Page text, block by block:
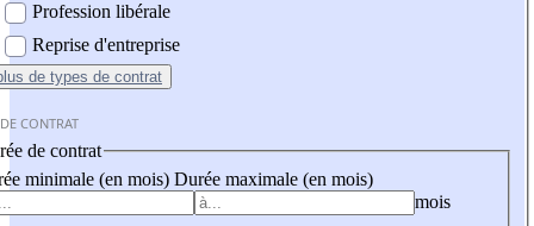
Profession libérale
Reprise d'entreprise
de types de contrat
CONTRAT
de contrat
minimale (en mois) Durée maximale (en mois)
mois